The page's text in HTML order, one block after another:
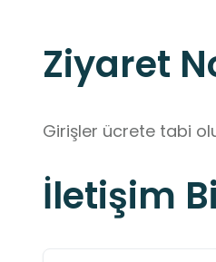
Ziyaret
Girişler ücrete tabi
İletişim